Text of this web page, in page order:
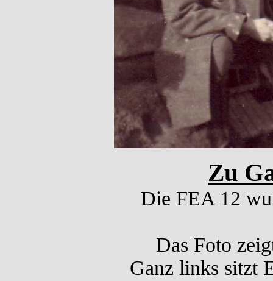
Zu
Die FEA 12
Das Foto
Ganz links sitzt